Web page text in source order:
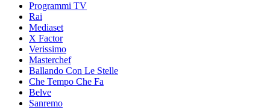
Programmi TV
Rai
Mediaset
X Factor
Verissimo
Masterchef
Ballando Con Le Stelle
Che Tempo Che Fa
Belve
Sanremo